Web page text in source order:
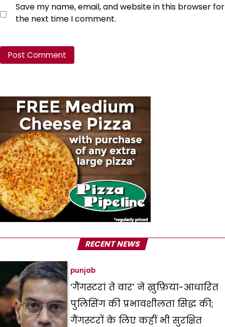
Save my name, email, and website in this browser for
the next time I comment.
RECENT NEWS
punjab
‘गैंगस्टरां ते वार’ ने ख़ुफ़िया-आधारित
पुलिसिंग की प्रभावशीलता सिद्ध की;
गैंगस्टरों के लिए कहीं भी सुरक्षित